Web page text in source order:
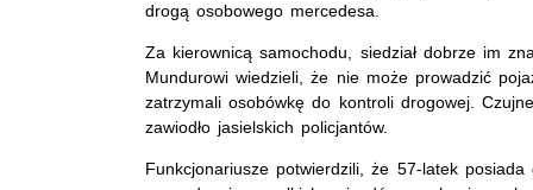
drogą osobowego mercedesa.
Za kierownicą samochodu, siedział dobrze im
Mundurowi wiedzieli, że nie może prowadzić
zatrzymali osobówkę do kontroli drogowej.
zawiodło jasielskich policjantów.
Funkcjonariusze potwierdzili, że 57-latek